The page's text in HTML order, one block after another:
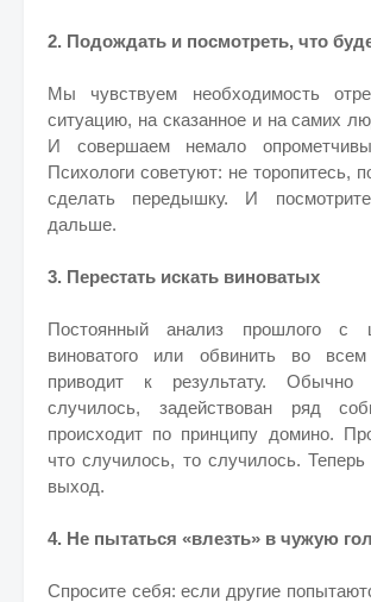
2. Подождать и посмотреть, что
Мы чувствуем необходимость
ситуацию, на сказанное и на самих
И совершаем немало
Психологи советуют: не торопитесь,
сделать передышку. И
дальше.
3. Перестать искать виноватых
Постоянный анализ прошлого с
виноватого или обвинить во
приводит к результату.
случилось, задействован ряд
происходит по принципу домино.
что случилось, то случилось.
выход.
4. Не пытаться «влезть» в чужую
Спросите себя: если другие